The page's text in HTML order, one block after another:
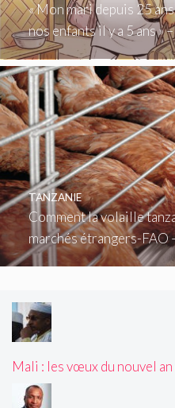
« Mon mari depuis 25
nos enfants il y a 5 ans »
Comment la volaille
marchés étrangers-FAO
TANZANIE
Mali : les vœux du nouvel